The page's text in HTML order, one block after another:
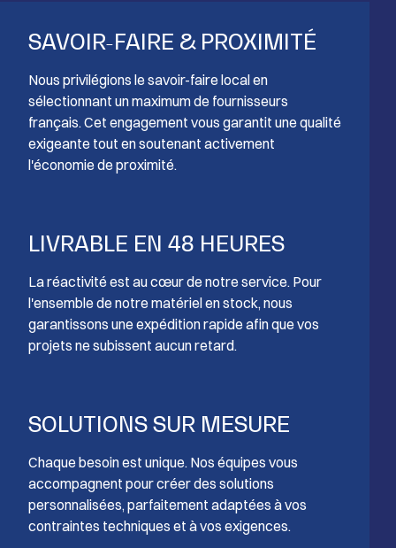
SAVOIR-FAIRE & PROXIMITÉ
Nous privilégions le savoir-faire local en
sélectionnant un maximum de fournisseurs
français. Cet engagement vous garantit une qualité
exigeante tout en soutenant activement
l'économie de proximité.
LIVRABLE EN 48 HEURES
La réactivité est au cœur de notre service. Pour
l'ensemble de notre matériel en stock, nous
garantissons une expédition rapide afin que vos
projets ne subissent aucun retard.
SOLUTIONS SUR MESURE
Chaque besoin est unique. Nos équipes vous
accompagnent pour créer des solutions
personnalisées, parfaitement adaptées à vos
contraintes techniques et à vos exigences.